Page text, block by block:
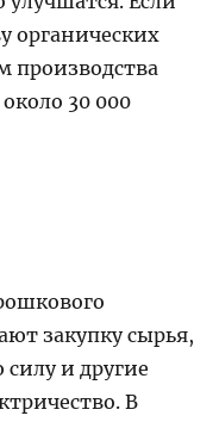
органических
производства
30 000
закупку сырья,
и другие
В